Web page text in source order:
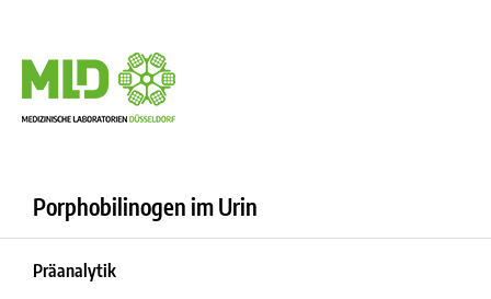
Porphobilinogen im Urin
Präanalytik